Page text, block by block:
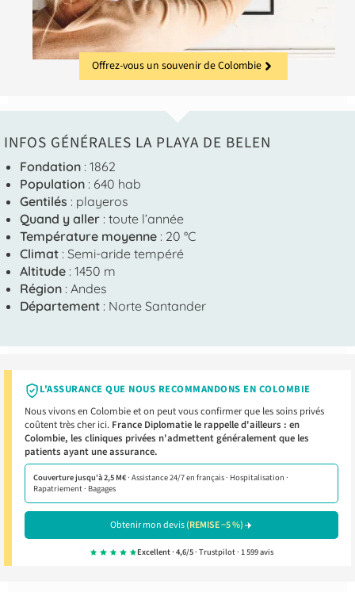
Offrez-vous un souvenir de Colombie
INFOS GÉNÉRALES LA PLAYA DE BELEN
Fondation : 1862
Population : 640 hab
Gentilés : playeros
Quand y aller : toute l’année
Température moyenne : 20 °C
Climat : Semi-aride tempéré
Altitude : 1450 m
Région : Andes
Département : Norte Santander
L'ASSURANCE QUE NOUS RECOMMANDONS EN COLOMBIE
Nous vivons en Colombie et on peut vous confirmer que les soins privés
coûtent très cher ici. France Diplomatie le rappelle d'ailleurs : en
Colombie, les cliniques privées n'admettent généralement que les
patients ayant une assurance.
Couverture jusqu'à 2,5 M€· Assistance 24/7 en français · Hospitalisation ·
Rapatriement · Bagages
Obtenir mon devis(REMISE −5 %)
Excellent · 4,6/5· Trustpilot · 1 599 avis